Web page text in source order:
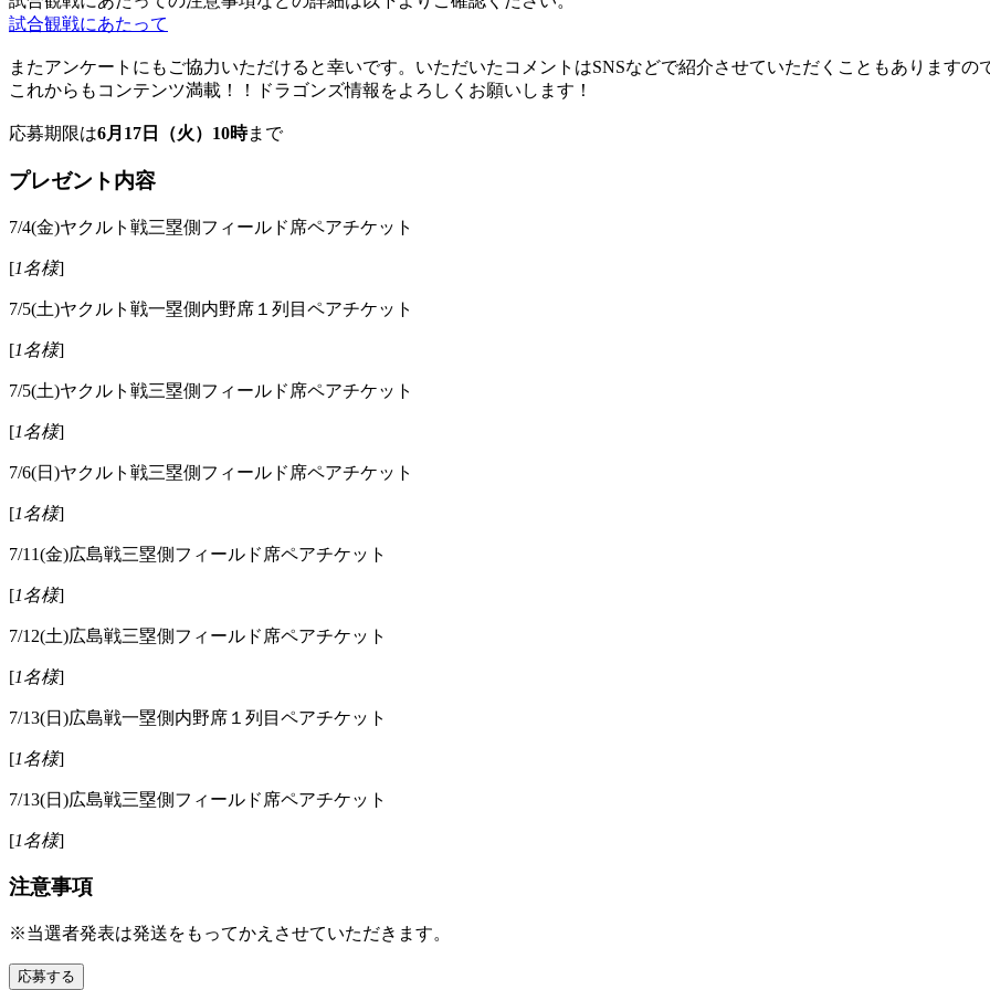
試合観戦にあたって
またアンケートにもご協力いただけると幸いです。いただいたコメントはSNSなどで紹介させていただくこともありますの
これからもコンテンツ満載！！ドラゴンズ情報をよろしくお願いします！
応募期限は6月17日（火）10時まで
プレゼント内容
7/4(金)ヤクルト戦三塁側フィールド席ペアチケット
[1名様]
7/5(土)ヤクルト戦一塁側内野席１列目ペアチケット
[1名様]
7/5(土)ヤクルト戦三塁側フィールド席ペアチケット
[1名様]
7/6(日)ヤクルト戦三塁側フィールド席ペアチケット
[1名様]
7/11(金)広島戦三塁側フィールド席ペアチケット
[1名様]
7/12(土)広島戦三塁側フィールド席ペアチケット
[1名様]
7/13(日)広島戦一塁側内野席１列目ペアチケット
[1名様]
7/13(日)広島戦三塁側フィールド席ペアチケット
[1名様]
注意事項
※当選者発表は発送をもってかえさせていただきます。